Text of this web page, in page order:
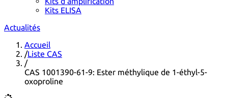
Kits ELISA
Actualités
Accueil
/Liste CAS
/
CAS 1001390-61-9: Ester méthylique de 1-éthyl-5-
oxoproline